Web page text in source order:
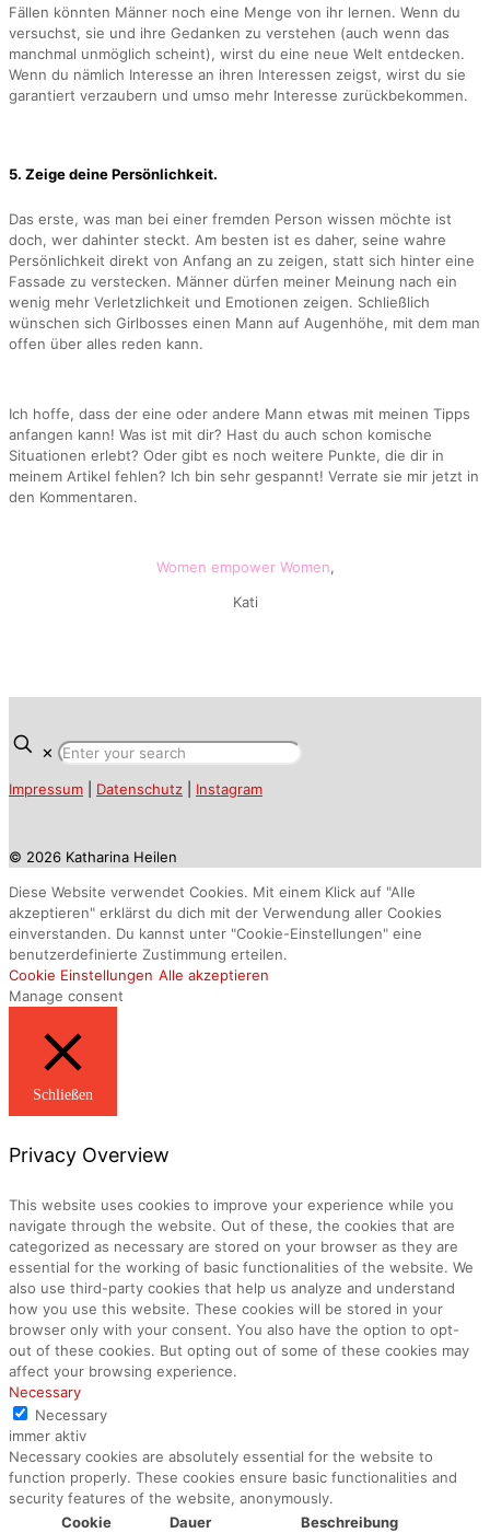
Fällen könnten Männer noch eine Menge von ihr lernen. Wenn du
versuchst, sie und ihre Gedanken zu verstehen (auch wenn das
manchmal unmöglich scheint), wirst du eine neue Welt entdecken.
Wenn du nämlich Interesse an ihren Interessen zeigst, wirst du sie
garantiert verzaubern und umso mehr Interesse zurückbekommen.
5. Zeige deine Persönlichkeit.
Das erste, was man bei einer fremden Person wissen möchte ist
doch, wer dahinter steckt. Am besten ist es daher, seine wahre
Persönlichkeit direkt von Anfang an zu zeigen, statt sich hinter eine
Fassade zu verstecken. Männer dürfen meiner Meinung nach ein
wenig mehr Verletzlichkeit und Emotionen zeigen. Schließlich
wünschen sich Girlbosses einen Mann auf Augenhöhe, mit dem man
offen über alles reden kann.
Ich hoffe, dass der eine oder andere Mann etwas mit meinen Tipps
anfangen kann! Was ist mit dir? Hast du auch schon komische
Situationen erlebt? Oder gibt es noch weitere Punkte, die dir in
meinem Artikel fehlen? Ich bin sehr gespannt! Verrate sie mir jetzt in
den Kommentaren.
Women empower Women,
Kati
✕
Impressum Datenschutz Instagram
© 2026 Katharina Heilen
Diese Website verwendet Cookies. Mit einem Klick auf "Alle
akzeptieren" erklärst du dich mit der Verwendung aller Cookies
einverstanden. Du kannst unter "Cookie-Einstellungen" eine
benutzerdefinierte Zustimmung erteilen.
Cookie Einstellungen Alle akzeptieren
Manage consent
Schließen
Privacy Overview
This website uses cookies to improve your experience while you
navigate through the website. Out of these, the cookies that are
categorized as necessary are stored on your browser as they are
essential for the working of basic functionalities of the website. We
also use third-party cookies that help us analyze and understand
how you use this website. These cookies will be stored in your
browser only with your consent. You also have the option to opt-
out of these cookies. But opting out of some of these cookies may
affect your browsing experience.
Necessary
Necessary
immer aktiv
Necessary cookies are absolutely essential for the website to
function properly. These cookies ensure basic functionalities and
security features of the website, anonymously.
Cookie
Dauer Beschreibung